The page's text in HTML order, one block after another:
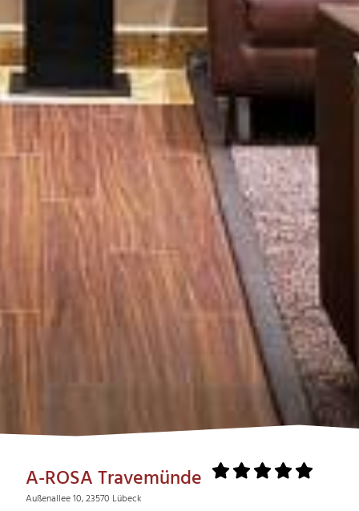
A-ROSA Travemünde
Außenallee 10, 23570 Lübeck